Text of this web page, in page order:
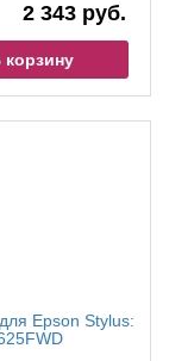
2 343 руб.
корзину
Epson Stylus: